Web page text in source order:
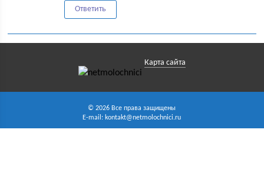
Ответить
Карта сайта
© 2026 Все права защищены
E-mail:kontakt@netmolochnici.ru